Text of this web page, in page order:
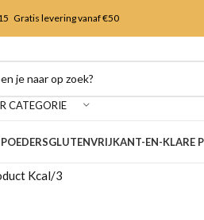
Gratis levering vanaf €50
CATEGORIE
GLUTENVRIJKANT-EN-KLARE
Kcal 3